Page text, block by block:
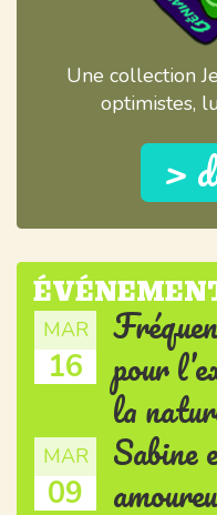
Une collection
optimistes,
>
MAR
16
pour
la
MAR
09
Sabine